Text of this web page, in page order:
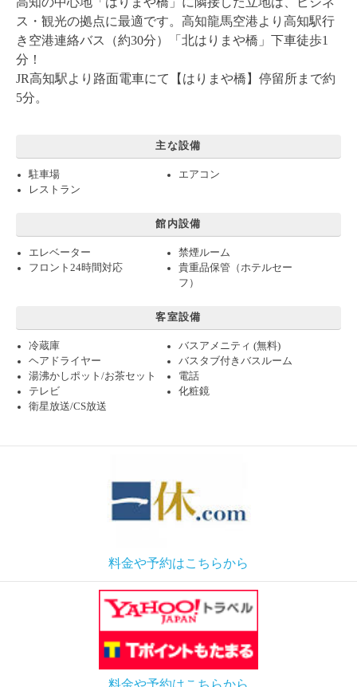
ス・観光の拠点に最適です。高知龍馬空港より高知駅行
き空港連絡バス（約30分）「北はりまや橋」下車徒歩1
分！
JR高知駅より路面電車にて【はりまや橋】停留所まで約
5分。
主な設備
駐車場
エアコン
レストラン
館内設備
エレベーター
禁煙ルーム
フロント24時間対応
貴重品保管（ホテルセー
フ）
客室設備
冷蔵庫
バスアメニティ (無料)
ヘアドライヤー
バスタブ付きバスルーム
湯沸かしポット/お茶セット
電話
テレビ
化粧鏡
衛星放送/CS放送
料金や予約はこちらから
料金や予約はこちらから